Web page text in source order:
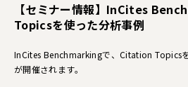
【セミナー情報】InCites
Topicsを使った分析事例
InCites Benchmarkingで、Citation Topics
が開催されます。